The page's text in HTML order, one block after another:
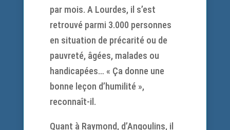
par mois. A Lourdes, il s’est
retrouvé parmi 3.000 personnes
en situation de précarité ou de
pauvreté, âgées, malades ou
handicapées… « Ça donne une
bonne leçon d’humilité »,
reconnaît-il.
Quant à Raymond, d’Angoulins, il